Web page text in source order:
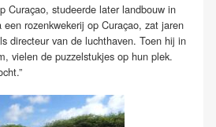
Curaçao, studeerde later landbouw in
rozenkwekerij op Curaçao, zat jaren
directeur van de luchthaven. Toen hij in
vielen de puzzelstukjes op hun plek.